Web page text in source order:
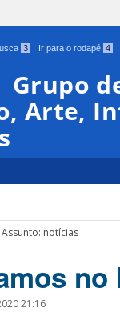
3 Ir para o rodapé 4
Grupo
Arte,
Assunto: notícias
no
21:16